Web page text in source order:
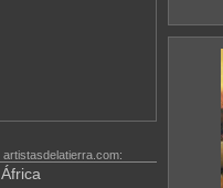
artistasdelatierra.com:
África